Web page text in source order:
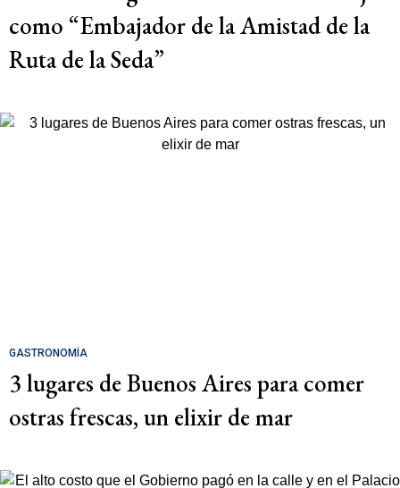
como “Embajador de la Amistad de la
Ruta de la Seda”
GASTRONOMÍA
3 lugares de Buenos Aires para comer
ostras frescas, un elixir de mar